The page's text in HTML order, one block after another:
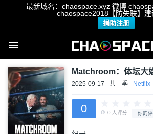
最新域名：chaospace.xyz 微博
chaospace2018【防失联】建
捐助注册
Matchroom：体坛大
2025-09-17 共一季 Netflix